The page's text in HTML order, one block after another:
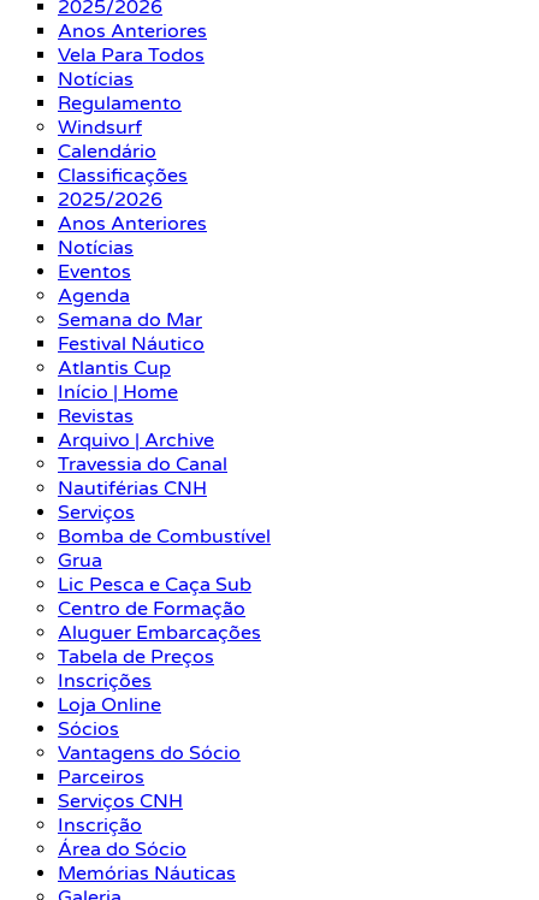
2025/2026
Anos Anteriores
Vela Para Todos
Notícias
Regulamento
Windsurf
Calendário
Classificações
2025/2026
Anos Anteriores
Notícias
Eventos
Agenda
Semana do Mar
Festival Náutico
Atlantis Cup
Início | Home
Revistas
Arquivo | Archive
Travessia do Canal
Nautiférias CNH
Serviços
Bomba de Combustível
Grua
Lic Pesca e Caça Sub
Centro de Formação
Aluguer Embarcações
Tabela de Preços
Inscrições
Loja Online
Sócios
Vantagens do Sócio
Parceiros
Serviços CNH
Inscrição
Área do Sócio
Memórias Náuticas